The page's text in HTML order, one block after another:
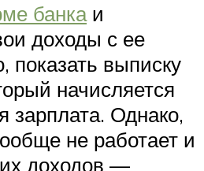
банкаи
доходы с ее
выписку
начисляется
зарплата. Однако,
не работает и
доходов —